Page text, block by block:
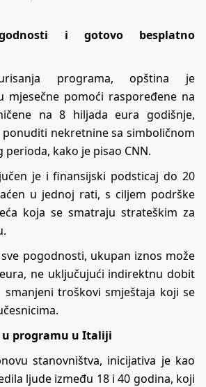
i gotovo besplatno
programa, opština je
mjesečne pomoći raspoređene na
na 8 hiljada eura godišnje,
nekretnine sa simboličnom
kako je pisao CNN.
je i finansijski podsticaj do 20
u jednoj rati, s ciljem podrške
koja se smatraju strateškim za
pogodnosti, ukupan iznos može
ne uključujući indirektnu dobit
smanjeni troškovi smještaja koji se
u programu u Italiji
stanovništva, inicijativa je kao
ljude između 18 i 40 godina, koji